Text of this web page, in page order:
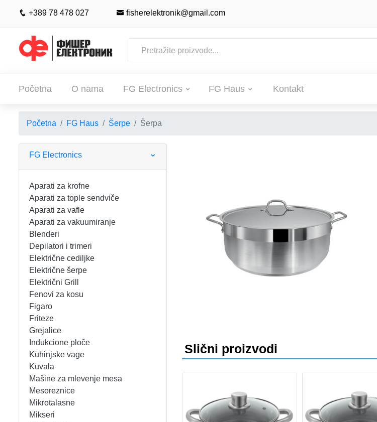
+389 78 478 027 fisherelektronik@gmail.com
Početna O nama FG Electronics FG Haus Kontakt
POČETNA
APARATI ZA KROFNE
APARATI ZA TOPLE SENDVIČE
APARATI ZA VAFLE
APARATI ZA VAKUUMIRANJE
BLENDERI
DEPILATORI I TRIMERI
ELEKTRIČNE CEDILJKE
ELEKTRIČNE ŠERPE
ELEKTRIČNI GRILL
FG HAUS
CEDILJKE
DEZERTNI TANJIRI
DŽEZVE
EKSPRES LONCI
EMAJLIRANE ŠERPE
ETAŽERI
GARNITURE ESCAJGA
KALUPI ZA TORTE
KONTAKT
+389 78 478 027 Prijava
Početna FG Haus Šerpe Šerpa
FG Electronics
Aparati za krofne
Aparati za tople sendviče
Aparati za vafle
Aparati za vakuumiranje
Blenderi
Depilatori i trimeri
Električne cediljke
Električne šerpe
Električni Grill
Fenovi za kosu
Figaro
Friteze
Grejalice
Indukcione ploče
Kuhinjske vage
Kuvala
Mašine za mlevenje mesa
Mesoreznice
Mikrotalasne
Mikseri
Slični proizvodi